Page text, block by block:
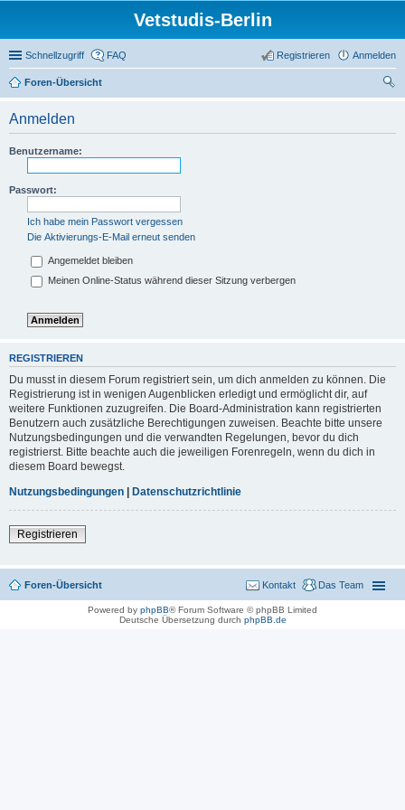
Vetstudis-Berlin
Schnellzugriff FAQ Anmelden
Registrieren
Foren-Übersicht
Anmelden
Benutzername:
Passwort:
Ich habe mein Passwort vergessen
Die Aktivierungs-E-Mail erneut senden
Angemeldet bleiben
Meinen Online-Status während dieser Sitzung verbergen
REGISTRIEREN
Du musst in diesem Forum registriert sein, um dich anmelden zu können. Die
Registrierung ist in wenigen Augenblicken erledigt und ermöglicht dir, auf
weitere Funktionen zuzugreifen. Die Board-Administration kann registrierten
Benutzern auch zusätzliche Berechtigungen zuweisen. Beachte bitte unsere
Nutzungsbedingungen und die verwandten Regelungen, bevor du dich
registrierst. Bitte beachte auch die jeweiligen Forenregeln, wenn du dich in
diesem Board bewegst.
Nutzungsbedingungen | Datenschutzrichtlinie
Registrieren
Foren-Übersicht Das Team
Kontakt
Powered by phpBB® Forum Software © phpBB Limited
Deutsche Übersetzung durch phpBB.de